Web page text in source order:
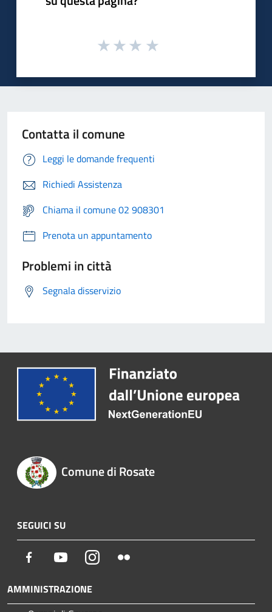
Contatta il comune
Leggi le domande frequenti
Richiedi Assistenza
Chiama il comune 02 908301
Prenota un appuntamento
Problemi in città
Segnala disservizio
Comune di Rosate
SEGUICI SU
Facebook YoutubeInstagram
AMMINISTRAZIONE